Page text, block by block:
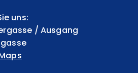
uns:
/ Ausgang